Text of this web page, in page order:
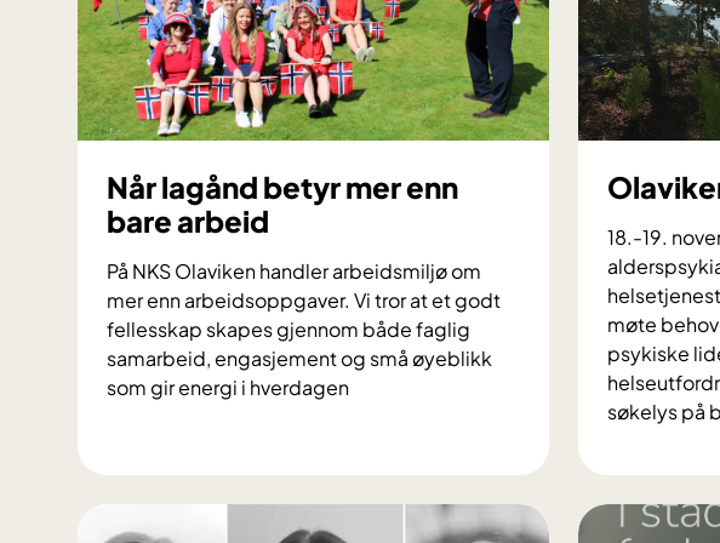
e
r
i
k
n
g
f
o
r
v
e
0
2
6
Når lagånd betyr mer enn
bare arbeid
På NKS Olaviken handler arbeidsmiljø om
mer enn arbeidsoppgaver. Vi tror at et godt
fellesskap skapes gjennom både faglig
samarbeid, engasjement og små øyeblikk
som gir energi i hverdagen
å
l
18.-19.
møte
psykiske
søkelys på
l
a